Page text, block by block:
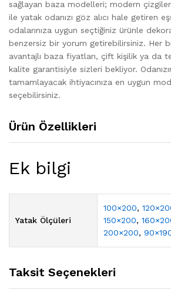
sağlayan baza modelleri; modern
ile yatak odanızı göz alıcı hale getiren
odalarınıza uygun seçtiğiniz ürünle
benzersiz bir yorum getirebilirsiniz. Her
avantajlı baza fiyatları, çift kişilik ya da
kalite garantisiyle sizleri bekliyor.
tamamlayacak ihtiyacınıza en uygun
seçebilirsiniz.
Ürün Özellikleri
Ek bilgi
Yatak Ölçüleri
100×200,
150×200,
200×200,
Taksit Seçenekleri